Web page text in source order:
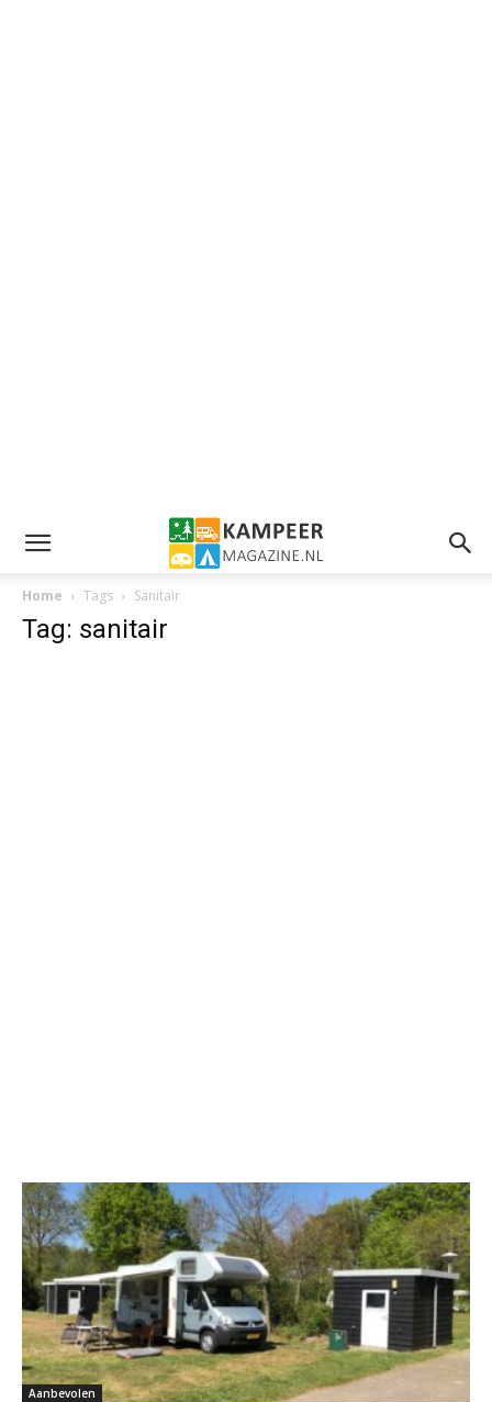
Home Tags Sanitair
Tag: sanitair
Aanbevolen